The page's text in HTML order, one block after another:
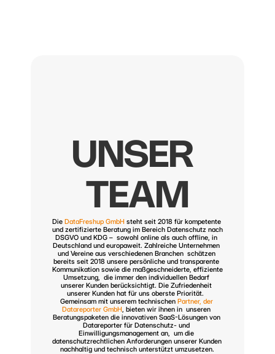
UNSER
TEAM
Die DataFreshup GmbH steht seit 2018 für kompetente
und zertifizierte Beratung im Bereich Datenschutz nach
DSGVO und KDG –  sowohl online als auch offline, in
Deutschland und europaweit. Zahlreiche Unternehmen
und Vereine aus verschiedenen Branchen  schätzen
bereits seit 2018 unsere persönliche und transparente
Kommunikation sowie die maßgeschneiderte, effiziente
Umsetzung,  die immer den individuellen Bedarf
unserer Kunden berücksichtigt. Die Zufriedenheit
unserer Kunden hat für uns oberste Priorität.
Gemeinsam mit unserem technischen Partner, der
Datareporter GmbH, bieten wir ihnen in  unseren
Beratungspaketen die innovativen SaaS-Lösungen von
Datareporter für Datenschutz- und
Einwilligungsmanagement an,  um die
datenschutzrechtlichen Anforderungen unserer Kunden
nachhaltig und technisch unterstützt umzusetzen.